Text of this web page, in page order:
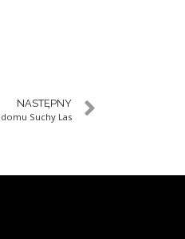
NASTĘPNY
Suchy Las